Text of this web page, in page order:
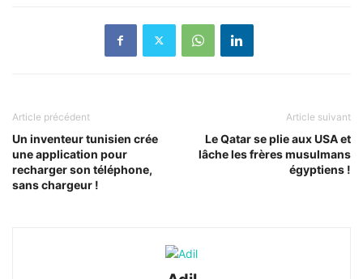
Article précédent
Un inventeur tunisien crée
une application pour
recharger son téléphone,
sans chargeur !
Article suivant
Le Qatar se plie aux USA et
lâche les frères musulmans
égyptiens !